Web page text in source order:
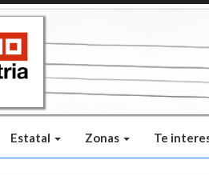
Estatal Zonas Te